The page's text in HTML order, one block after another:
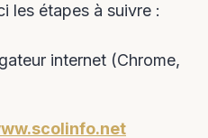
les étapes à suivre :
internet (Chrome,